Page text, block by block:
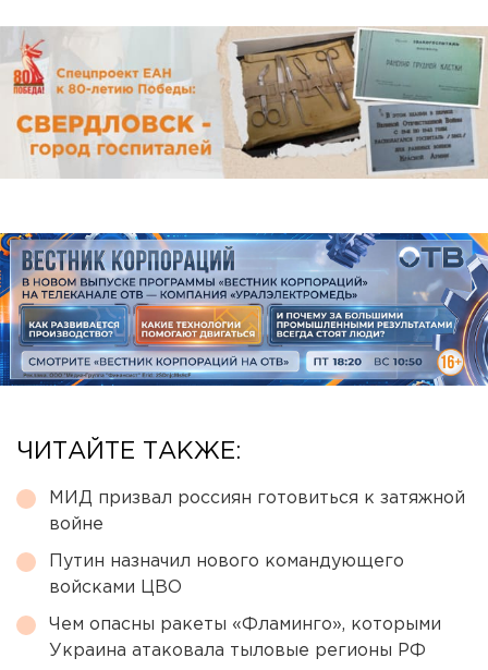
ЧИТАЙТЕ ТАКЖЕ:
МИД призвал россиян готовиться к затяжной
войне
Путин назначил нового командующего
войсками ЦВО
Чем опасны ракеты «Фламинго», которыми
Украина атаковала тыловые регионы РФ